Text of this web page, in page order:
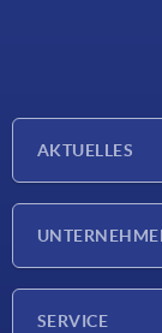
AKTUELLES
SERVICE